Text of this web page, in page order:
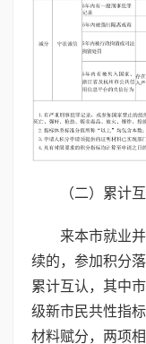
（二）累计
来本市就业
续的，参加积分
累计互认，其中
级新市民共性指
材料赋分，两项